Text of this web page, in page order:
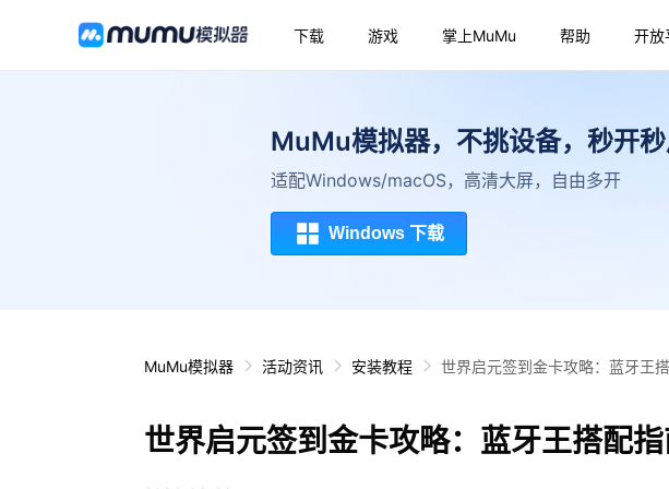
下载 游戏 掌上MuMu 帮助 开放
MuMu模拟器，不挑设备，秒开秒
适配Windows/macOS，高清大屏，自由多开
Windows 下载
MuMu模拟器 活动资讯 安装教程 世界启元签到金卡攻略：蓝牙王
世界启元签到金卡攻略：蓝牙王搭配